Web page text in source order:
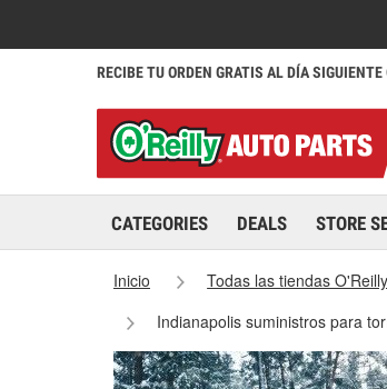
RECIBE TU ORDEN GRATIS AL DÍA
CATEGORIES DEALS STORE
Inicio Todas las tiendas
Indianapolis suministros para